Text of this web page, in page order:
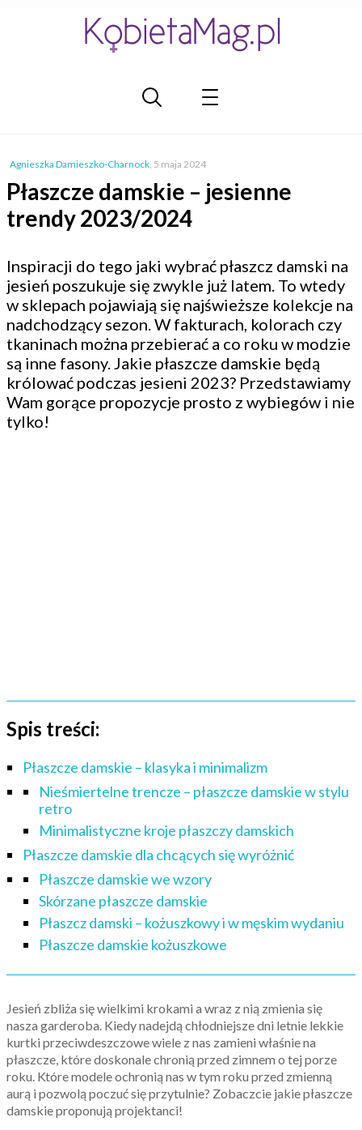
Agnieszka Damieszko-Charnock, 5 maja 2024
Płaszcze damskie – jesienne
trendy 2023/2024
Inspiracji do tego jaki wybrać płaszcz damski na
jesień poszukuje się zwykle już latem. To wtedy
w sklepach pojawiają się najświeższe kolekcje na
nadchodzący sezon. W fakturach, kolorach czy
tkaninach można przebierać a co roku w modzie
są inne fasony. Jakie płaszcze damskie będą
królować podczas jesieni 2023? Przedstawiamy
Wam gorące propozycje prosto z wybiegów i nie
tylko!
Spis treści:
Płaszcze damskie – klasyka i minimalizm
Nieśmiertelne trencze – płaszcze damskie w stylu
retro
Minimalistyczne kroje płaszczy damskich
Płaszcze damskie dla chcących się wyróżnić
Płaszcze damskie we wzory
Skórzane płaszcze damskie
Płaszcz damski – kożuszkowy i w męskim wydaniu
Płaszcze damskie kożuszkowe
Jesień zbliża się wielkimi krokami a wraz z nią zmienia się
nasza garderoba. Kiedy nadejdą chłodniejsze dni letnie lekkie
kurtki przeciwdeszczowe wiele z nas zamieni właśnie na
płaszcze, które doskonale chronią przed zimnem o tej porze
roku. Które modele ochronią nas w tym roku przed zmienną
aurą i pozwolą poczuć się przytulnie? Zobaczcie jakie płaszcze
damskie proponują projektanci!